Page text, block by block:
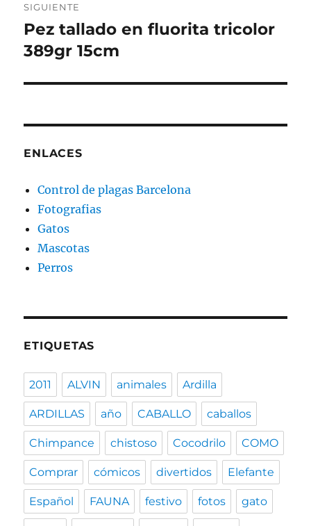
SIGUIENTE
Entrada
siguiente:
Pez tallado en fluorita tricolor
389gr 15cm
ENLACES
Control de plagas Barcelona
Fotografias
Gatos
Mascotas
Perros
ETIQUETAS
2011 ALVIN animales Ardilla
ARDILLAS año CABALLO caballos
Chimpance chistoso Cocodrilo COMO
Comprar cómicos divertidos Elefante
Español FAUNA festivo fotos gato